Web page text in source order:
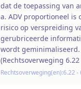
dat de toepassing van
a. ADV proportioneel is
risico op verspreiding
gerubriceerde
wordt geminimaliseerd.
(Rechtsoverweging 6.22
Rechtsoverweging(en):6.22 -